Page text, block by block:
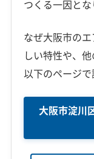
つくる一因とな
なぜ大阪市の
しい特性や、
以下のページで
大阪市淀川